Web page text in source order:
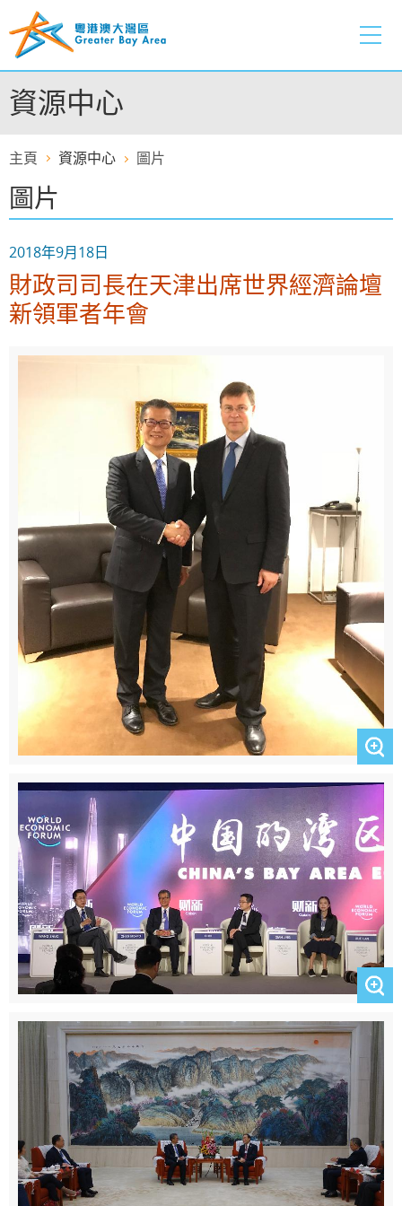
至
容
的
開
資源中心
主頁 資源中心 圖片
圖片
2018年9月18日
財政司司長在天津出席世界經濟論壇
新領軍者年會